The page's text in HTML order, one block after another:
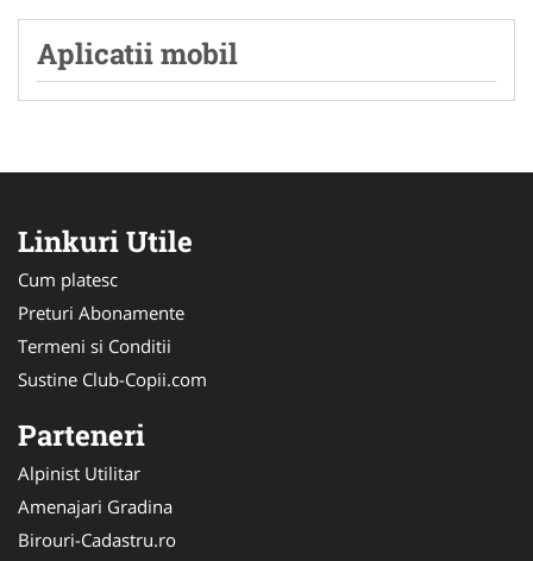
Aplicatii mobil
Linkuri Utile
Cum platesc
Preturi Abonamente
Termeni si Conditii
Sustine Club-Copii.com
Parteneri
Alpinist Utilitar
Amenajari Gradina
Birouri-Cadastru.ro